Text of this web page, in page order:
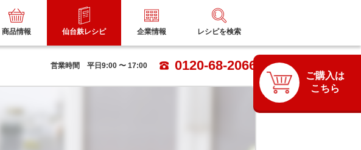
商品情報 仙台麸レシピ 企業情報 レシピを検索
営業時間 平日9:00 〜 17:00 0120-68-2066
ご購入は
こちら